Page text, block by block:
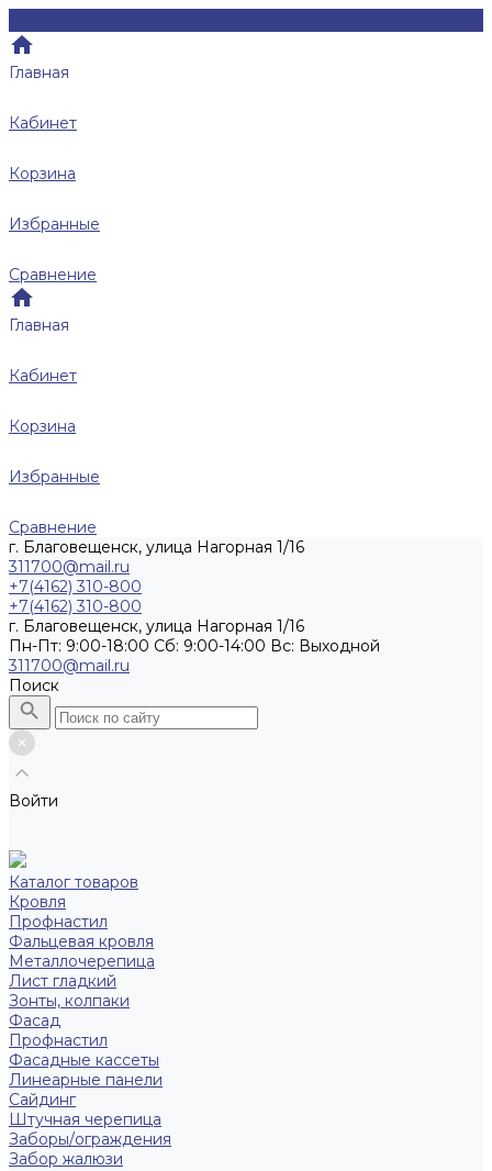
Главная
Кабинет
Корзина
Избранные
Сравнение
Главная
Кабинет
Корзина
Избранные
Сравнение
г. Благовещенск, улица Нагорная 1/16
311700@mail.ru
+7(4162) 310-800
+7(4162) 310-800
г. Благовещенск, улица Нагорная 1/16
Пн-Пт: 9:00-18:00 Cб: 9:00-14:00 Вс: Выходной
311700@mail.ru
Поиск
Войти
Каталог товаров
Кровля
Профнастил
Фальцевая кровля
Металлочерепица
Лист гладкий
Зонты, колпаки
Фасад
Профнастил
Фасадные кассеты
Линеарные панели
Сайдинг
Штучная черепица
Заборы/ограждения
Забор жалюзи